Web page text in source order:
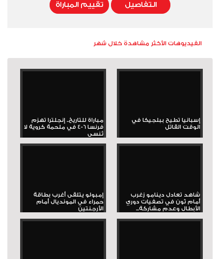
التفاصيل تقييم المباراة
الفيديوهات الأكثر مشاهدة خلال شهر
إسبانيا تطيح ببلجيكا في
الوقت القاتل
مباراة للتاريخ.. إنجلترا تهزم
فرنسا 6-4 في ملحمة كروية لا
تُنسى
شاهد تعادل دينامو زغرب
أمام ثون في تصفيات دوري
الأبطال وعدم مشاركة...
إمبولو يتلقى أغرب بطاقة
حمراء في المونديال أمام
الأرجنتين